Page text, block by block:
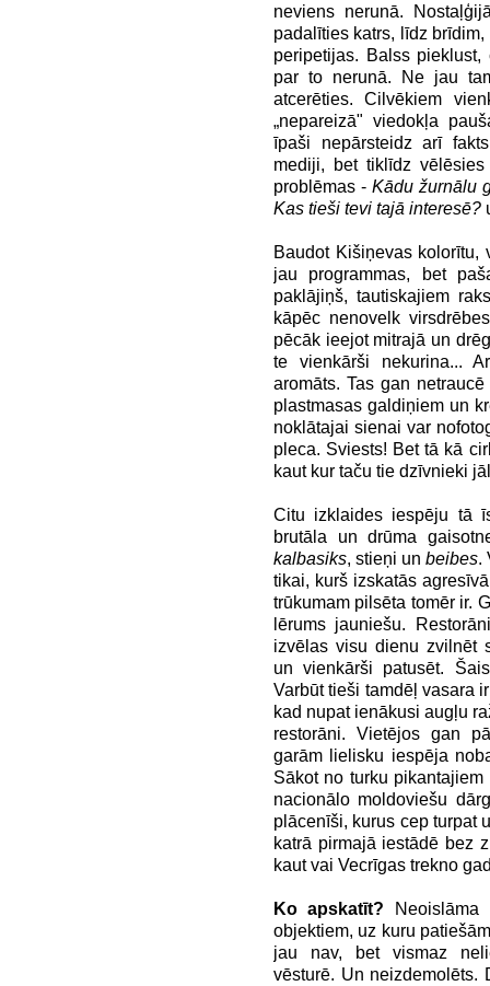
neviens nerunā.
padalīties katrs, līdz
peripetijas. Balss
par to nerunā. Ne jau
atcerēties. Cilvēkiem
„nepareizā" viedokļa
īpaši nepārsteidz arī
mediji, bet tiklīdz
problēmas - Kādu žurnālu
Kas tieši tevi tajā interesē?
Baudot Kišiņevas
jau programmas, bet
paklājiņš, tautiskajiem
kāpēc nenovelk
pēcāk ieejot mitrajā un
te vienkārši nekurina...
aromāts. Tas gan
plastmasas galdiņiem un
noklātajai sienai var
pleca. Sviests! Bet tā kā
kaut kur taču tie dzīvnieki
Citu izklaides iespēju tā
brutāla un drūma
kalbasiks, stieņi un beibes.
tikai, kurš izskatās
trūkumam pilsēta tomēr ir.
lērums jauniešu.
izvēlas visu dienu zvilnēt
un vienkārši patusēt.
Varbūt tieši tamdēļ vasara
kad nupat ienākusi augļu
restorāni. Vietējos gan
garām lielisku iespēja
Sākot no turku
nacionālo moldoviešu
plācenīši, kurus cep turpat
katrā pirmajā iestādē bez
kaut vai Vecrīgas trekno
Ko apskatīt?
objektiem, uz kuru
jau nav, bet vismaz
vēsturē. Un neizdemolēts.